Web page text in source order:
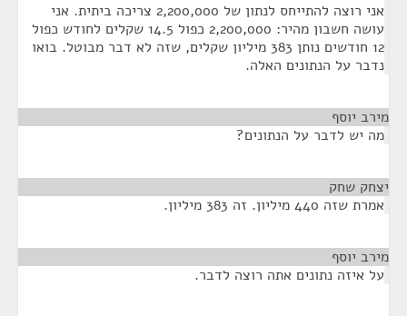
אני רוצה להתייחס לנתון של 2,200,000 צריכה ביתית. אני
עושה חשבון מהיר: 2,200,000 כפול 14.5 שקלים לחודש כפול
12 חודשים נותן 383 מיליון שקלים, שזה לא דבר מבוטל. בואו
נדבר על הנתונים האלה.
מירב יוסף
מה יש לדבר על הנתונים?
יצחק שחק
אמרת שזה 440 מיליון. זה 383 מיליון.
מירב יוסף
על איזה נתונים אתה רוצה לדבר.